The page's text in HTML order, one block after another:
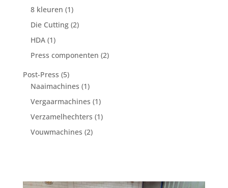
product
8 kleuren 11
product
Die Cutting 22
HDA 11
Press componenten 22
Post-Press 55
producten
Naaimachines 11
product
Vergaarmachines 11
product
Verzamelhechters 11
Vouwmachines 22